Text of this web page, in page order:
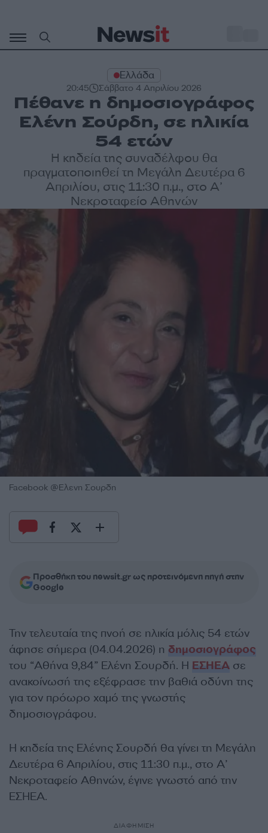
περιεχόμενο
Ελλάδα
20:45 Σάββατο 4 Απριλίου 2026
Πέθανε η δημοσιογράφος
Ελένη Σούρδη, σε ηλικία
54 ετών
Η κηδεία της συναδέλφου θα
πραγματοποιηθεί τη Μεγάλη Δευτέρα 6
Απριλίου, στις 11:30 π.μ., στο Α’
Νεκροταφείο Αθηνών
Facebook @Ελενη Σουρδη
Προσθήκη του newsit.gr ως προτεινόμενη πηγή στην
Google
Την τελευταία της πνοή σε ηλικία μόλις 54 ετών
άφησε σήμερα (04.04.2026) η δημοσιογράφος
του “Αθήνα 9,84” Ελένη Σουρδή. Η ΕΣΗΕΑ σε
ανακοίνωσή της εξέφρασε την βαθιά οδύνη της
για τον πρόωρο χαμό της γνωστής
δημοσιογράφου.
Η κηδεία της Ελένης Σουρδή θα γίνει τη Μεγάλη
Δευτέρα 6 Απριλίου, στις 11:30 π.μ., στο Α’
Νεκροταφείο Αθηνών, έγινε γνωστό από την
ΕΣΗΕΑ.
ΔΙΑΦΗΜΙΣΗ